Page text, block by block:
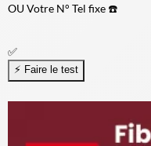
OUVotre N° Tel fixe ☎️
✅